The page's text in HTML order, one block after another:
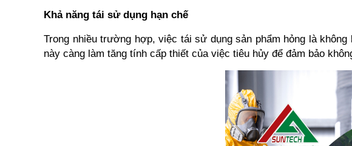
Khả năng tái sử dụng hạn chế
Trong nhiều trường hợp, việc tái sử dụng sản phẩm hỏng là
này càng làm tăng tính cấp thiết của việc tiêu hủy để đảm bảo